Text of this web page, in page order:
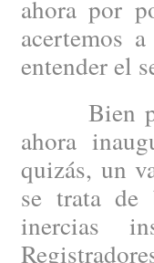
ahora por
acertemos
entender el
Bien
ahora
quizás, un
se trata de
inercias